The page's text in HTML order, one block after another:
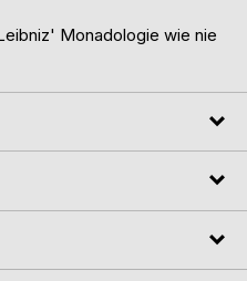
Monadologie wie nie